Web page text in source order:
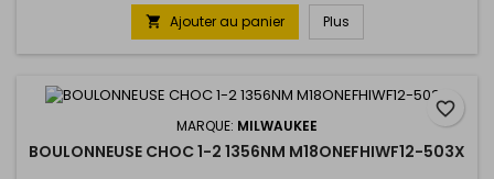
 Ajouter au panier Plus
MARQUE: MILWAUKEE
BOULONNEUSE CHOC 1-2 1356NM M18ONEFHIWF12-503X
favorite_border